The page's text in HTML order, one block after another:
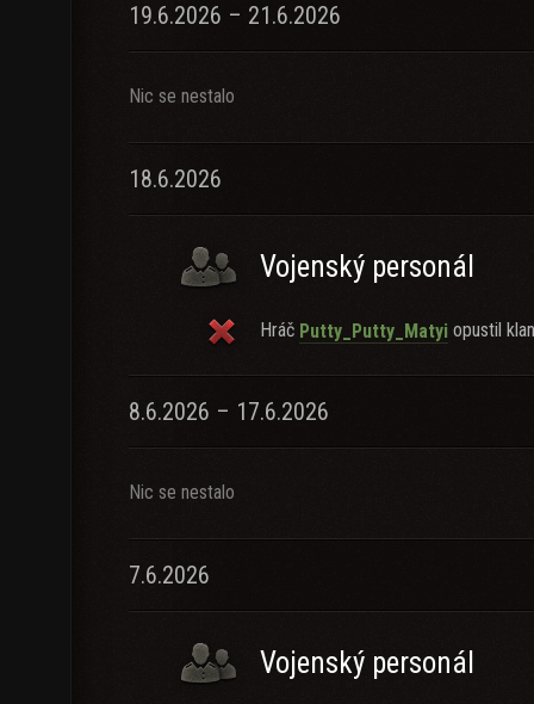
19.6.2026 – 21.6.2026
Nic se nestalo
18.6.2026
Vojenský personál
Hráč Putty_Putty_Matyi opustil
8.6.2026 – 17.6.2026
Nic se nestalo
7.6.2026
Vojenský personál